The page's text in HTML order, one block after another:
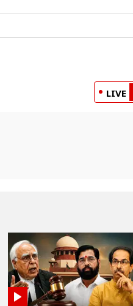
LIVE